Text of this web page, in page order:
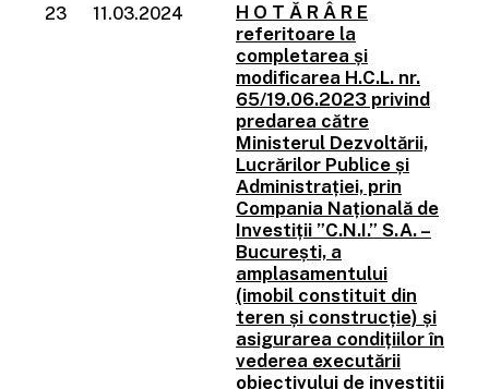
23 11.03.2024
H O T Ă R Â R E
referitoare la
completarea și
modificarea H.C.L. nr.
65/19.06.2023 privind
predarea către
Ministerul Dezvoltării,
Lucrărilor Publice și
Administrației, prin
Compania Națională de
Investiții ”C.N.I.” S.A. –
București, a
amplasamentului
(imobil constituit din
teren și construcție) și
asigurarea condițiilor în
vederea executării
obiectivului de investiții